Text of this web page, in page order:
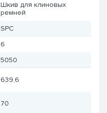
Шкив для клиновых
ремней
SPC
6
5050
639,6
70